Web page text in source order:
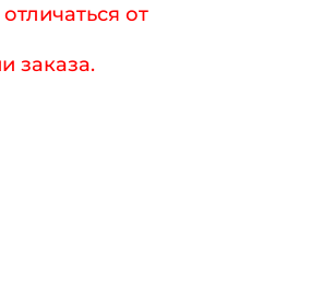
от
заказа.